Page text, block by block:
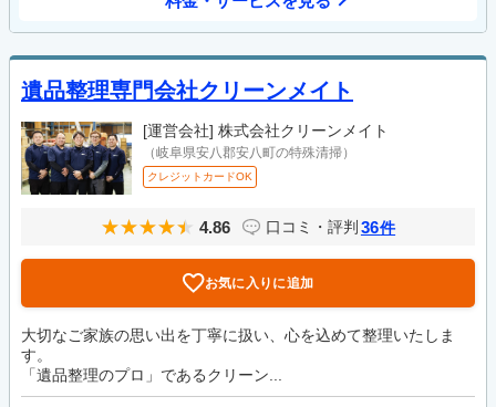
遺品整理専門会社クリーンメイト
[運営会社] 株式会社クリーンメイト
（岐阜県安八郡安八町の特殊清掃）
クレジットカードOK
4.86 口コミ・評判 36件
お気に入りに追加
大切なご家族の思い出を丁寧に扱い、心を込めて整理いたしま
す。
「遺品整理のプロ」であるクリーン...